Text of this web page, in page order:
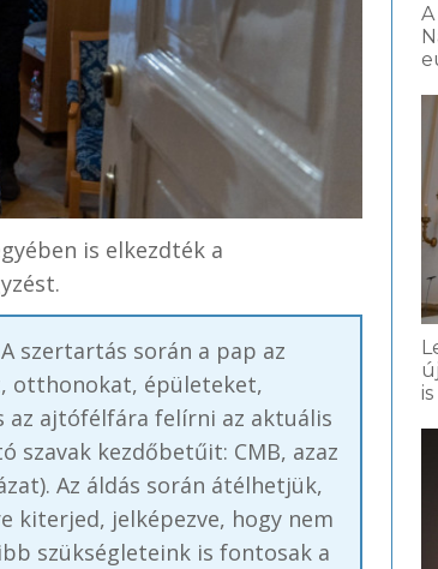
is elkezdték a
szertartás során a pap az
otthonokat, épületeket,
az ajtófélfára felírni az aktuális
szavak kezdőbetűit: CMB, azaz
Az áldás során átélhetjük,
kiterjed, jelképezve, hogy nem
szükségleteink is fontosak a